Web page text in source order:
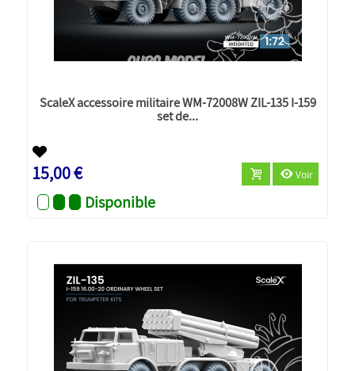
ScaleX accessoire militaire WM-72008W ZIL-135 I-159
set de...
15,00 € Voir
Disponible